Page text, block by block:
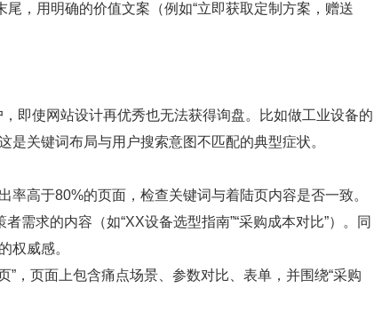
，用明确的价值文案（例如“立即获取定制方案，赠送
即使网站设计再优秀也无法获得询盘。比如做工业设备的
是关键词布局与用户搜索意图不匹配的典型症状。
率高于80%的页面，检查关键词与着陆页内容是否一致。
需求的内容（如“XX设备选型指南”“采购成本对比”）。同
权威感。
，页面上包含痛点场景、参数对比、表单，并围绕“采购